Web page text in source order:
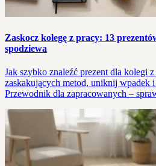
Zaskocz kolegę z pracy: 13
spodziewa
Jak szybko znaleźć prezent dla kolegi
zaskakujących metod, uniknij wpadek
Przewodnik dla zapracowanych –